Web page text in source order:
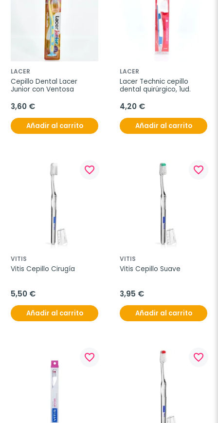
LACER
Cepillo Dental Lacer
Junior con Ventosa
3,60 €
Añadir al carrito
LACER
Lacer Technic cepillo
dental quirúrgico, 1ud.
4,20 €
Añadir al carrito
favorite_border
VITIS
Vitis Cepillo Cirugía
5,50 €
Añadir al carrito
favorite_border
VITIS
Vitis Cepillo Suave
3,95 €
Añadir al carrito
favorite_border favorite_border